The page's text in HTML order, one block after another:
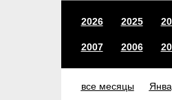
2026 2025
2007 2006
все месяцы